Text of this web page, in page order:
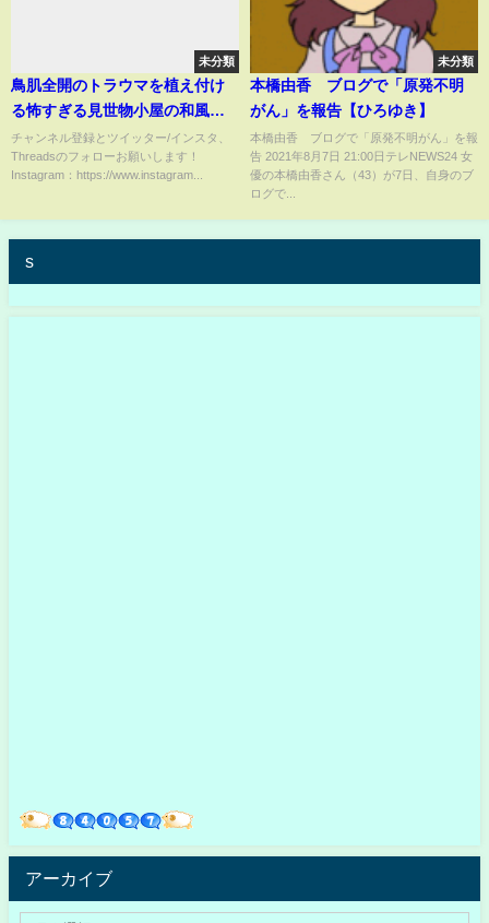
未分類
鳥肌全開のトラウマを植え付け
る怖すぎる見世物小屋の和風お
化け屋敷「妖怪びっくり小屋」
北海道伊達時代村
チャンネル登録とツイッター/インスタ、
Threadsのフォローお願いします！
Instagram：https://www.instagram...
未分類
本橋由香 ブログで「原発不明
がん」を報告【ひろゆき】
本橋由香 ブログで「原発不明がん」を報
告 2021年8月7日 21:00日テレNEWS24 女
優の本橋由香さん（43）が7日、自身のブ
ログで...
s
アーカイブ